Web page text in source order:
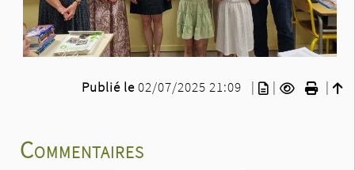
Publié le02/07/2025 21:09 |
Commentaires